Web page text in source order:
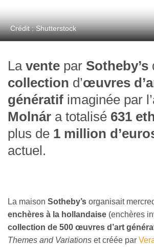
Crédit : Shutterstock
La vente par Sotheby’s
collection d’œuvres
génératif imaginée par
Molnár a totalisé 631
plus de 1 million
actuel.
La maison Sotheby’s organisait
enchères à la hollandaise (enchères
collection de 500 œuvres d’art
Themes and Variations et créée par